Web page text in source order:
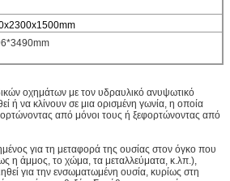
οχημάτων με τον υδραυλικό ανυψωτικό
ή να κλίνουν σε μια ορισμένη γωνία, η οποία
από μόνοι τους ή ξεφορτώνοντας από
για τη μεταφορά της ουσίας στον όγκο που
η άμμος, το χώμα, τα μεταλλεύματα, κ.λπ.),
για την ενσωματωμένη ουσία, κυρίως στη